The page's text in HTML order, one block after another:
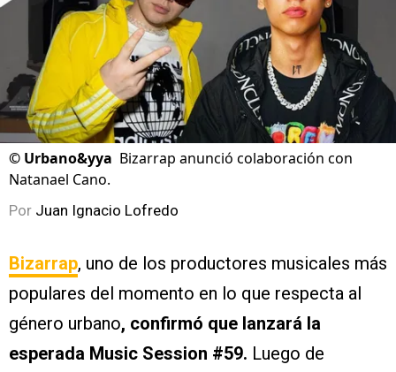
© Urbano&yya Bizarrap anunció colaboración con
Natanael Cano.
Por Juan Ignacio Lofredo
Bizarrap, uno de los productores musicales más
populares del momento en lo que respecta al
género urbano, confirmó que lanzará la
esperada Music Session #59. Luego de